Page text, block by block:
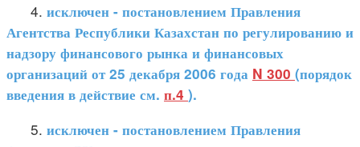
4. исключен - постановлением Правления
Агентства Республики Казахстан по регулированию и
надзору финансового рынка и финансовых
организаций от 25 декабря 2006 года N 300 (порядок
введения в действие см. п.4 ).
5. исключен - постановлением Правления